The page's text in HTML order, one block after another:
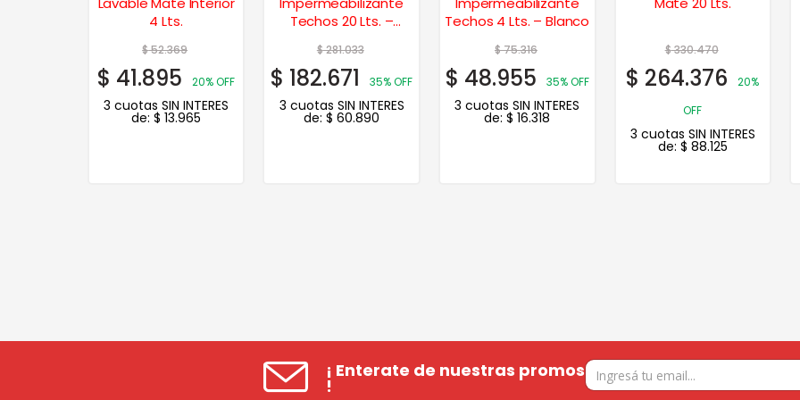
4 Lts.
$52.369
$ 41.895 20% OFF
3 cuotas SIN INTERES
de: $ 13.965
Techos 20 Lts. –
$281.033
$ 182.671 35% OFF
3 cuotas SIN INTERES
de:$ 60.890
Techos 4 Lts. – Blanco
$75.316
$ 48.955 35% OFF
3 cuotas SIN INTERES
de:$ 16.318
$330.470
$ 264.376
20%
OFF
3 cuotas SIN INTERES
de: $ 88.125
¡ Enterate de nuestras promos
!